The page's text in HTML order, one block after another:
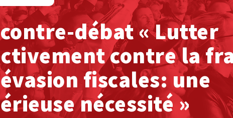
débat « Lutter
contre la
fiscales: une
nécessité »